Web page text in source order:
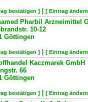
bestätigen ] [ Eintrag
Pharbil Arzneimittel
10-12
Göttingen
bestätigen ] [ Eintrag
Kaczmarek GmbH
66
Göttingen
bestätigen ] [ Eintrag